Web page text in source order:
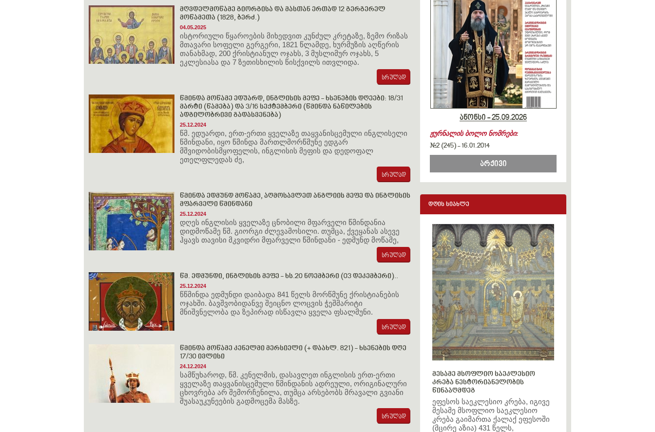
მღვდელმოწამე გიორგისა და მასთან ერთად 12 გერგერელ
მოწამეთა (1828, ბერძ.)
04.05.2025
ისტორიული წყაროების მიხედვით კუნძულ კრეტაზე, ზემო რიზას
მთავარი სოფელი გერგერი, 1821 წლამდე, ხურმუზის აღწერის
თანახმად, 200 ქრისტიანულ ოჯახს, 3 მუსლიმურ ოჯახს, 5
ეკლესიასა და 7 ზეთისხილის წისქვილს ითვლიდა.
წმინდა მოწამე ედუარდ, ინგლისის მეფე - ხსენების დღეები: 18/31
მარტი (წამება) და 3/16 სექტემბერი (წმინდა ნაწილების
ადგილობრივი გადასვენება)
25.12.2024
წმ. ედუარდი, ერთ-ერთი ყველაზე თაყვანისცემული ინგლისელი
წმინდანი, იყო წმინდა მართლმორწმუნე ედგარ
მშვიდობისმყოფელის, ინგლისის მეფის და დედოფალ
ეთელფლედას ძე,
წმინდა ედმუნდ მოწამე, აღმოსავლეთ ანგლიის მეფე და ინგლისის
მფარველი წმინდანი
25.12.2024
დღეს ინგლისის ყველაზე ცნობილი მფარველი წმინდანია
დიდმოწამე წმ. გიორგი ძლევამოსილი. თუმცა, ქვეყანას ასევე
ჰყავს თავისი მკვიდრი მფარველი წმინდანი - ედმუნდ მოწამე,
წმ. ედმუნდი, ინგლისის მეფე - ხს.20 ნოემბერი (03 დეკემბერი)..
25.12.2024
წწმინდა ედმუნდი დაიბადა 841 წელს მორწმუნე ქრისტიანების
ოჯახში. ბავშვობიდანვე შეიცნო ლოცვის ჭეშმარიტი
მნიშვნელობა და ზეპირად ისწავლა ყველა ფსალმუნი.
წმინდა მოწამე კენელმი მერსიელი (+ დაახლ. 821) - ხსენების დღე
17/30 ივლისი
24.12.2024
სამწუხაროდ, წმ. კენელმის, დასავლეთ ინგლისის ერთ-ერთი
ყველაზე თაყვანისცემული წმინდანის ადრეული, ორიგინალური
ცხოვრება არ შემორჩენილა, თუმცა არსებობს მრავალი გვიანი
შუასაუკუნეების გადმოცემა მასზე.
ანონსი - 25.09.2026
ჟურნალის ბოლო ნომრები:
#2 (245)-16.01.2014
არქივი
დღის სიახლე
მესამე მსოფლიო საეკლესიო
კრება ნესტორიანელობის
წინააღმდეგ
ეფესოს საეკლესიო კრება, იგივე
მესამე მსოფლიო საეკლესიო
კრება გაიმართა ქალაქ ეფესოში
(მცირე აზია) 431 წელს,